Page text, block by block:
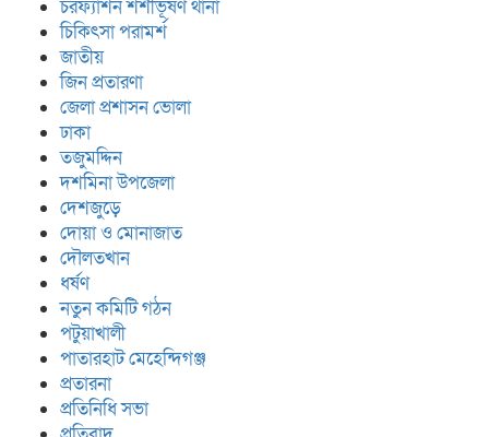
চরফ্যাশন শশীভূষণ থানা
চিকিৎসা পরামর্শ
জাতীয়
জিন প্রতারণা
জেলা প্রশাসন ভোলা
ঢাকা
তজুমদ্দিন
দশমিনা উপজেলা
দেশজুড়ে
দোয়া ও মোনাজাত
দৌলতখান
ধর্ষণ
নতুন কমিটি গঠন
পটুয়াখালী
পাতারহাট মেহেন্দিগঞ্জ
প্রতারনা
প্রতিনিধি সভা